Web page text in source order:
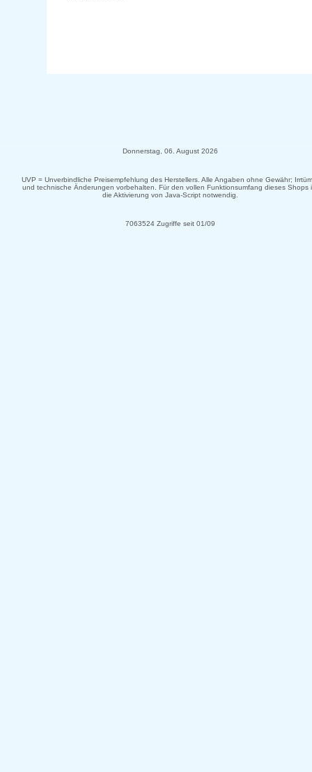
Donnerstag, 06. August 2026
UVP = Unverbindliche Preisempfehlung des Herstellers. Alle Angaben ohne Gewähr;
und technische Änderungen vorbehalten. Für den vollen Funktionsumfang dieses Shops
die Aktivierung von Java-Script notwendig.
7063524 Zugriffe seit 01/09